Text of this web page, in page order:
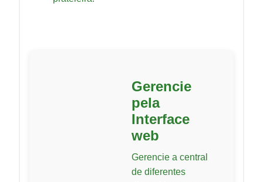
Gerencie
pela
Interface
web
Gerencie a central
de diferentes